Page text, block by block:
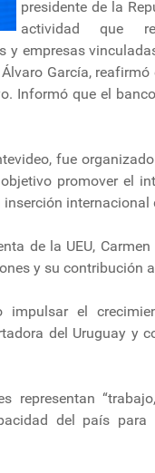
presidente de la
actividad que
empresas
García,
Informó que el
fue
promover el
internacional
de la UEU,
y su contribución
impulsar el
del Uruguay y
representan
del país